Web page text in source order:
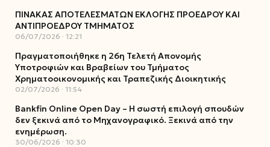
ΠΙΝΑΚΑΣ ΑΠΟΤΕΛΕΣΜΑΤΩΝ ΕΚΛΟΓΗΣ ΠΡΟΕΔΡΟΥ ΚΑΙ
ΑΝΤΙΠΡΟΕΔΡΟΥ ΤΜΗΜΑΤΟΣ
06/07/2026 12:21
Πραγματοποιήθηκε η 26η Τελετή Απονομής
Υποτροφιών και Βραβείων του Τμήματος
Χρηματοοικονομικής και Τραπεζικής Διοικητικής
02/07/2026 11:54
Bankfin Online Open Day – Η σωστή επιλογή σπουδών
δεν ξεκινά από το Μηχανογραφικό. Ξεκινά από την
ενημέρωση.
30/06/2026 10:30